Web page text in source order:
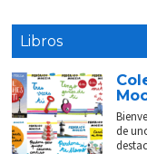
Libros
de